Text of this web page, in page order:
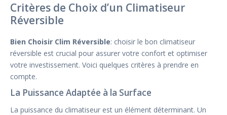
Critères de Choix d’un Climatiseur
Réversible
Bien Choisir Clim Réversible: choisir le bon climatiseur
réversible est crucial pour assurer votre confort et optimiser
votre investissement. Voici quelques critères à prendre en
compte.
La Puissance Adaptée à la Surface
La puissance du climatiseur est un élément déterminant. Un